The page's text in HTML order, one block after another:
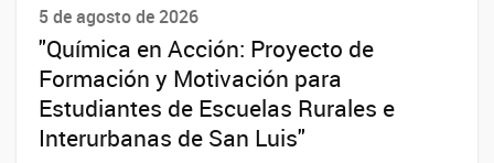
5 de agosto de 2026
"Química en Acción: Proyecto de
Formación y Motivación para
Estudiantes de Escuelas Rurales e
Interurbanas de San Luis"